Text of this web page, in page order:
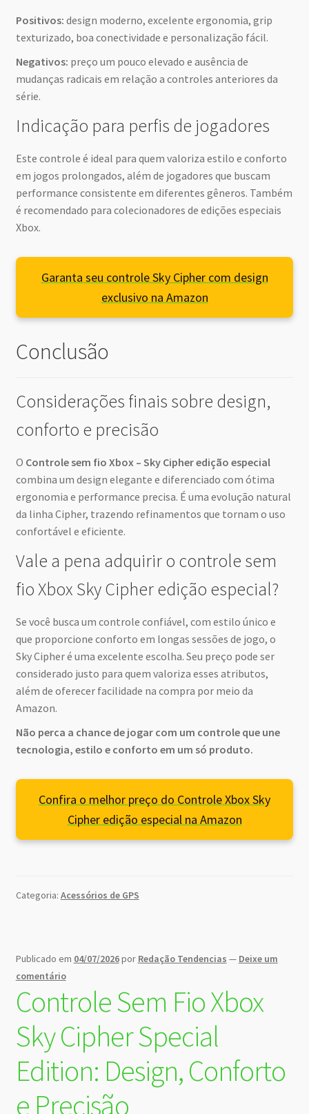
Positivos: design moderno, excelente ergonomia, grip
texturizado, boa conectividade e personalização fácil.
Negativos: preço um pouco elevado e ausência de
mudanças radicais em relação a controles anteriores da
série.
Indicação para perfis de jogadores
Este controle é ideal para quem valoriza estilo e conforto
em jogos prolongados, além de jogadores que buscam
performance consistente em diferentes gêneros. Também
é recomendado para colecionadores de edições especiais
Xbox.
Garanta seu controle Sky Cipher com design
exclusivo na Amazon
Conclusão
Considerações finais sobre design,
conforto e precisão
O Controle sem fio Xbox – Sky Cipher edição especial
combina um design elegante e diferenciado com ótima
ergonomia e performance precisa. É uma evolução natural
da linha Cipher, trazendo refinamentos que tornam o uso
confortável e eficiente.
Vale a pena adquirir o controle sem
fio Xbox Sky Cipher edição especial?
Se você busca um controle confiável, com estilo único e
que proporcione conforto em longas sessões de jogo, o
Sky Cipher é uma excelente escolha. Seu preço pode ser
considerado justo para quem valoriza esses atributos,
além de oferecer facilidade na compra por meio da
Amazon.
Não perca a chance de jogar com um controle que une
tecnologia, estilo e conforto em um só produto.
Confira o melhor preço do Controle Xbox Sky
Cipher edição especial na Amazon
Categoria: Acessórios de GPS
Publicado em 04/07/2026por Redação Tendencias — Deixe um
comentário
Controle Sem Fio Xbox
Sky Cipher Special
Edition: Design, Conforto
e Precisão